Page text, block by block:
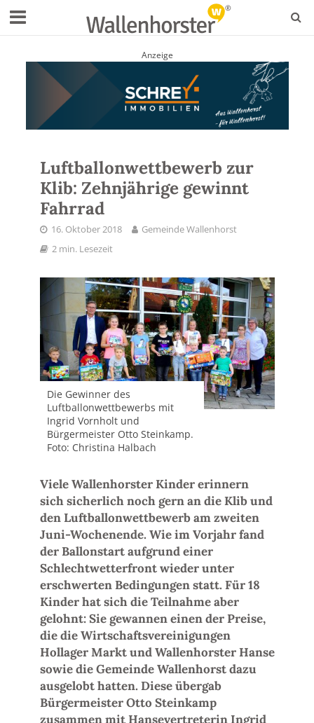
Anzeige
Luftballonwettbewerb zur
Klib: Zehnjährige gewinnt
Fahrrad
16. Oktober 2018
Gemeinde Wallenhorst
2 min. Lesezeit
Die Gewinner des
Luftballonwettbewerbs mit
Ingrid Vornholt und
Bürgermeister Otto Steinkamp.
Foto: Christina Halbach
Viele Wallenhorster Kinder erinnern
sich sicherlich noch gern an die Klib und
den Luftballonwettbewerb am zweiten
Juni-Wochenende. Wie im Vorjahr fand
der Ballonstart aufgrund einer
Schlechtwetterfront wieder unter
erschwerten Bedingungen statt. Für 18
Kinder hat sich die Teilnahme aber
gelohnt: Sie gewannen einen der Preise,
die die Wirtschaftsvereinigungen
Hollager Markt und Wallenhorster Hanse
sowie die Gemeinde Wallenhorst dazu
ausgelobt hatten. Diese übergab
Bürgermeister Otto Steinkamp
zusammen mit Hansevertreterin Ingrid